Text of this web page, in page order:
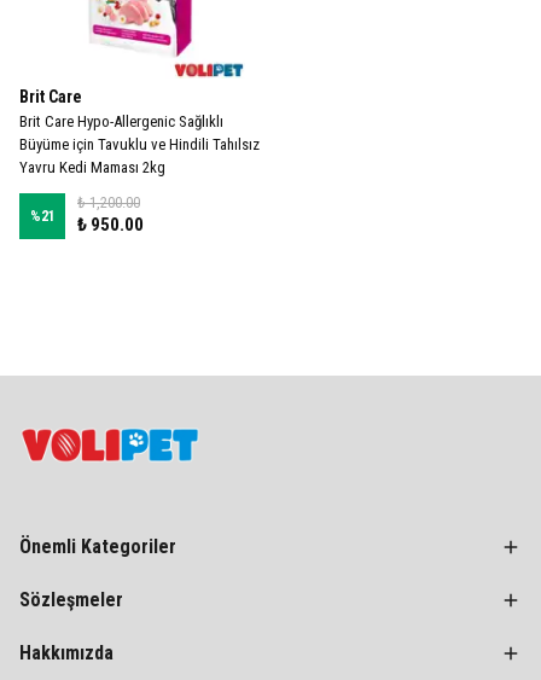
Brit Care
Brit Care Hypo-Allergenic Sağlıklı
Büyüme için Tavuklu ve Hindili Tahılsız
Yavru Kedi Maması 2kg
%21
₺ 1,200.00
₺ 950.00
Önemli Kategoriler
Sözleşmeler
Hakkımızda